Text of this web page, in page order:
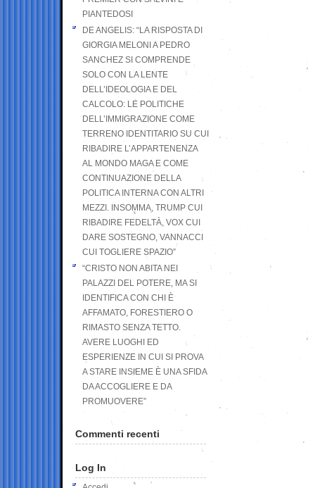
PIANTEDOSI
DE ANGELIS: “LA RISPOSTA DI
GIORGIA MELONI A PEDRO
SANCHEZ SI COMPRENDE
SOLO CON LA LENTE
DELL’IDEOLOGIA E DEL
CALCOLO: LE POLITICHE
DELL’IMMIGRAZIONE COME
TERRENO IDENTITARIO SU CUI
RIBADIRE L’APPARTENENZA
AL MONDO MAGA E COME
CONTINUAZIONE DELLA
POLITICA INTERNA CON ALTRI
MEZZI. INSOMMA, TRUMP CUI
RIBADIRE FEDELTÀ, VOX CUI
DARE SOSTEGNO, VANNACCI
CUI TOGLIERE SPAZIO”
“CRISTO NON ABITA NEI
PALAZZI DEL POTERE, MA SI
IDENTIFICA CON CHI È
AFFAMATO, FORESTIERO O
RIMASTO SENZA TETTO.
AVERE LUOGHI ED
ESPERIENZE IN CUI SI PROVA
A STARE INSIEME È UNA SFIDA
DA ACCOGLIERE E DA
PROMUOVERE”
Commenti recenti
Log In